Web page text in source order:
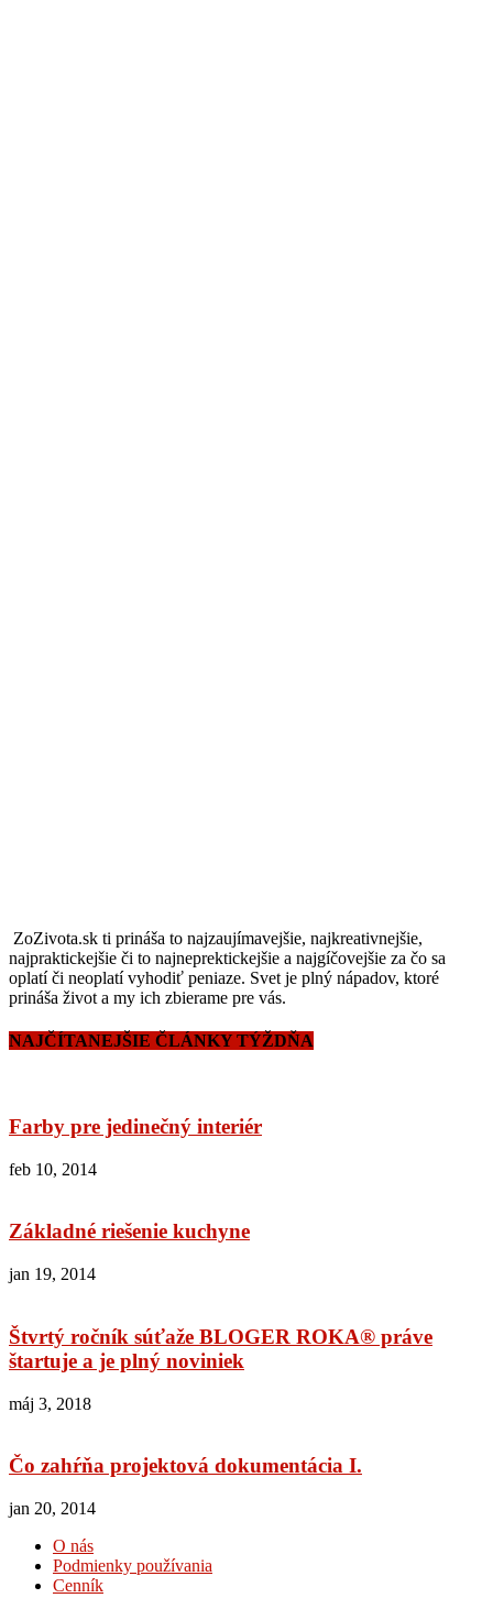
ZoZivota.sk ti prináša to najzaujímavejšie, najkreativnejšie,
najpraktickejšie či to najneprektickejšie a najgíčovejšie za čo sa
oplatí či neoplatí vyhodiť peniaze. Svet je plný nápadov, ktoré
prináša život a my ich zbierame pre vás.
NAJČÍTANEJŠIE ČLÁNKY TÝŽDŇA
Farby pre jedinečný interiér
feb 10, 2014
Základné riešenie kuchyne
jan 19, 2014
Štvrtý ročník súťaže BLOGER ROKA® práve
štartuje a je plný noviniek
máj 3, 2018
Čo zahŕňa projektová dokumentácia I.
jan 20, 2014
O nás
Podmienky používania
Cenník